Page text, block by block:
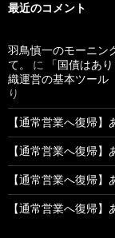
最近のコメント
羽鳥慎一のモーニン
て。
に
「国債はあ
織運営の基本ツール
り
【通常営業へ復帰
【通常営業へ復帰
【通常営業へ復帰
【通常営業へ復帰